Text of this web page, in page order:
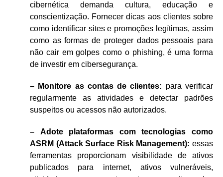
cibernética demanda cultura, educação e
conscientização. Fornecer dicas aos clientes sobre
como identificar sites e promoções legítimas, assim
como as formas de proteger dados pessoais para
não cair em golpes como o phishing, é uma forma
de investir em cibersegurança.
– Monitore as contas de clientes: para verificar
regularmente as atividades e detectar padrões
suspeitos ou acessos não autorizados.
–
Adote plataformas com tecnologias como
ASRM (Attack Surface Risk Management): essas
ferramentas proporcionam visibilidade de ativos
publicados para internet, ativos vulneráveis,